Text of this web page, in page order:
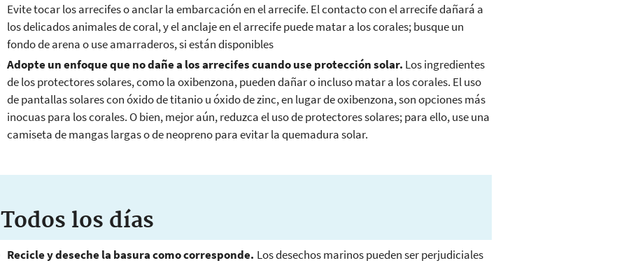
Evite tocar los arrecifes o anclar la embarcación en el arrecife. El contacto con el arrecife dañará a
los delicados animales de coral, y el anclaje en el arrecife puede matar a los corales; busque un
fondo de arena o use amarraderos, si están disponibles
Adopte un enfoque que no dañe a los arrecifes cuando use protecciónsolar. Los ingredientes
de los protectores solares, como la oxibenzona, pueden dañar o incluso matar a los corales. El uso
de pantallas solares con óxido de titanio u óxido de zinc, en lugar de oxibenzona, son opciones más
inocuas para los corales. O bien, mejor aún, reduzca el uso de protectores solares; para ello, use una
camiseta de mangas largas o de neopreno para evitar la quemadura solar.
Todos los días
Recicle y deseche la basura como corresponde. Los desechos marinos pueden ser perjudiciales